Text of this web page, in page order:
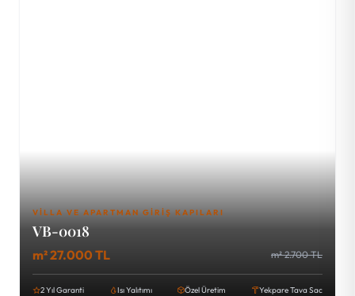
VILLA VE APARTMAN GIRIŞ KAPILARI
VB-0018
m² 27.000 TL m² 2.700 TL
2 Yıl Garanti Isı Yalıtımı Özel Üretim Yekpare Tava Sac